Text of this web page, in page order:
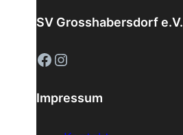
SV Grosshabersdorf e.V.
Facebook Instagram
Impressum